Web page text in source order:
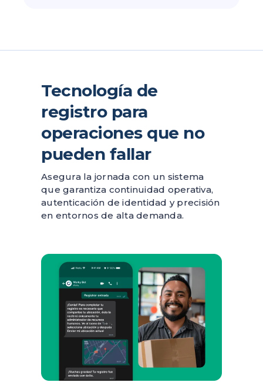
Tecnología de
registro para
operaciones que no
pueden fallar
Asegura la jornada con un sistema
que garantiza continuidad operativa,
autenticación de identidad y precisión
en entornos de alta demanda.